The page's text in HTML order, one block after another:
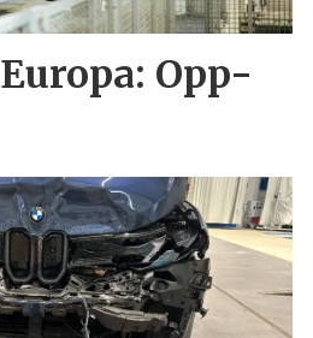
Opp-